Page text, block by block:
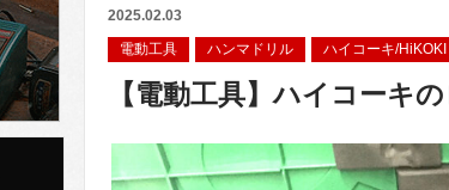
2025.02.03
電動工具
ハンマドリル ハイコーキ/HiKOKI
【電動工具】ハイコーキ